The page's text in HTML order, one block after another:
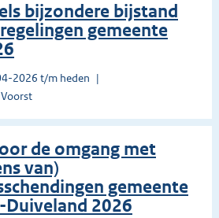
bijzondere bijstand
gemeente
2026 t/m heden
de omgang met
van)
gemeente
Duiveland 2026